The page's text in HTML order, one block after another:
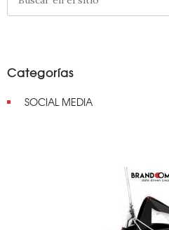
Categorías
SOCIAL MEDIA